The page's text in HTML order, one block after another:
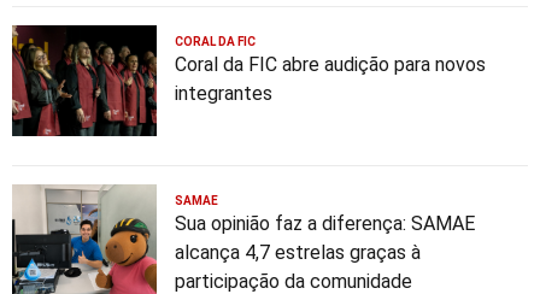
CORAL DA FIC
Coral da FIC abre audição para novos
integrantes
SAMAE
Sua opinião faz a diferença: SAMAE
alcança 4,7 estrelas graças à
participação da comunidade